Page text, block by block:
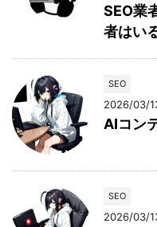
SEO業
者はい
SEO
2026/03/
AIコン
SEO
2026/03/